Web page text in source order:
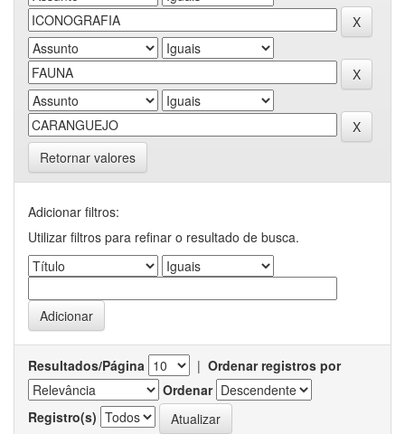
Retornar valores
Adicionar filtros:
Utilizar filtros para refinar o resultado de busca.
Resultados/Página | Ordenar registros por
Ordenar
Registro(s)